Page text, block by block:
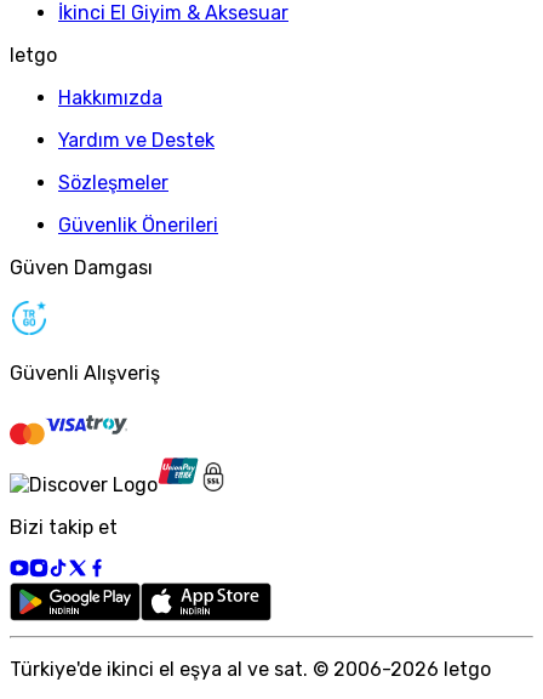
İkinci El Giyim & Aksesuar
letgo
Hakkımızda
Yardım ve Destek
Sözleşmeler
Güvenlik Önerileri
Güven Damgası
Güvenli Alışveriş
Bizi takip et
Türkiye'de ikinci el eşya al ve sat. © 2006-2026 letgo